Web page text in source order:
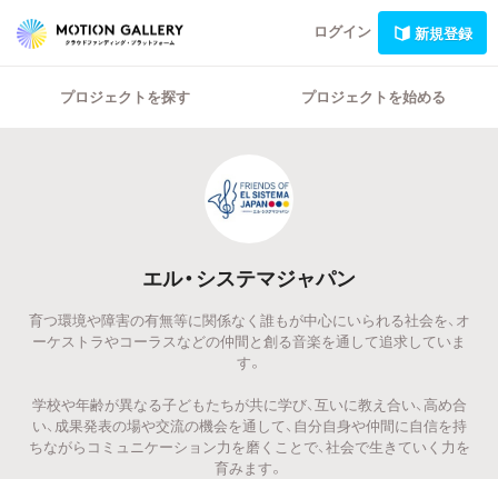
ログイン 新規登録
プロジェクトを探す プロジェクトを始める
エル・システマジャパン
育つ環境や障害の有無等に関係なく誰もが中心にいられる社会を、オ
ーケストラやコーラスなどの仲間と創る音楽を通して追求していま
す。
学校や年齢が異なる子どもたちが共に学び、互いに教え合い、高め合
い、成果発表の場や交流の機会を通して、自分自身や仲間に自信を持
ちながらコミュニケーション力を磨くことで、社会で生きていく力を
育みます。